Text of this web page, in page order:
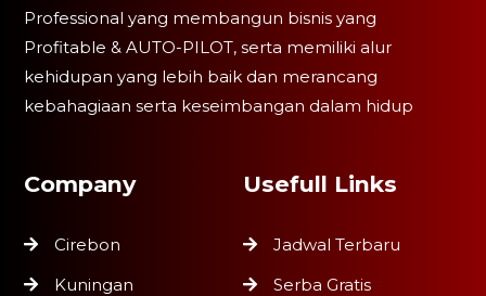
Professional yang membangun bisnis yang
Profitable & AUTO-PILOT, serta memiliki alur
kehidupan yang lebih baik dan merancang
kebahagiaan serta keseimbangan dalam hidup
Company
Cirebon
Kuningan
Usefull Links
Jadwal Terbaru
Serba Gratis